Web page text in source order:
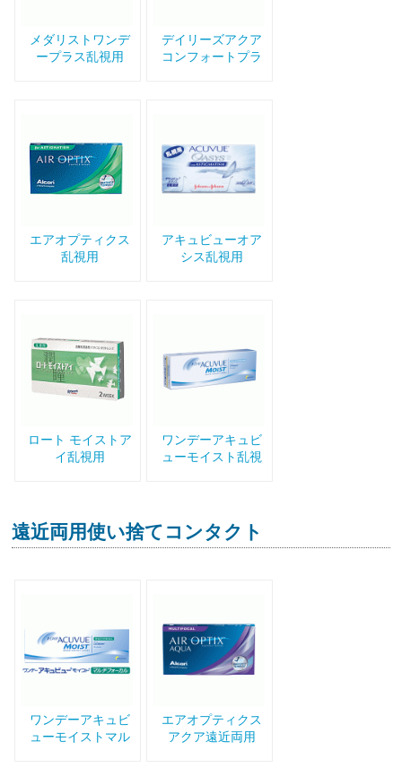
メダリストワンデ
ープラス乱視用
デイリーズアクア
コンフォートプラ
エアオプティクス
乱視用
アキュビューオア
シス乱視用
ロート モイストア
イ乱視用
ワンデーアキュビ
ューモイスト乱視
遠近両用使い捨てコンタクト
ワンデーアキュビ
ューモイストマル
エアオプティクス
アクア遠近両用